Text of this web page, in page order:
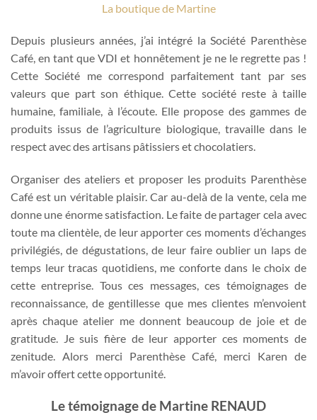
La boutique de Martine
Depuis plusieurs années, j’ai intégré la Société Parenthèse
Café, en tant que VDI et honnêtement je ne le regrette pas !
Cette Société me correspond parfaitement tant par ses
valeurs que part son éthique. Cette société reste à taille
humaine, familiale, à l’écoute. Elle propose des gammes de
produits issus de l’agriculture biologique, travaille dans le
respect avec des artisans pâtissiers et chocolatiers.
Organiser des ateliers et proposer les produits Parenthèse
Café est un véritable plaisir. Car au-delà de la vente, cela me
donne une énorme satisfaction. Le faite de partager cela avec
toute ma clientèle, de leur apporter ces moments d’échanges
privilégiés, de dégustations, de leur faire oublier un laps de
temps leur tracas quotidiens, me conforte dans le choix de
cette entreprise. Tous ces messages, ces témoignages de
reconnaissance, de gentillesse que mes clientes m’envoient
après chaque atelier me donnent beaucoup de joie et de
gratitude. Je suis fière de leur apporter ces moments de
zenitude. Alors merci Parenthèse Café, merci Karen de
m’avoir offert cette opportunité.
Le témoignage de Martine RENAUD